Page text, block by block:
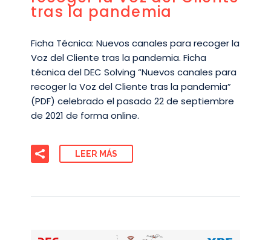
tras la pandemia
Ficha Técnica: Nuevos canales para recoger la
Voz del Cliente tras la pandemia. Ficha
técnica del DEC Solving “Nuevos canales para
recoger la Voz del Cliente tras la pandemia”
(PDF) celebrado el pasado 22 de septiembre
de 2021 de forma online.
LEER MÁS